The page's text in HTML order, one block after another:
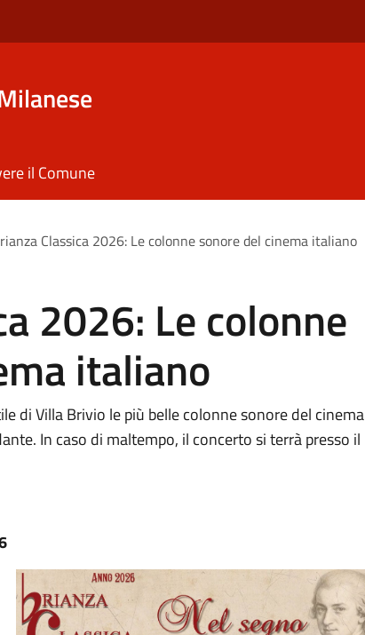
il Comune
Classica 2026: Le colonne sonore del cinema italiano
2026: Le colonne
italiano
di Villa Brivio le più belle colonne sonore del cinema
In caso di maltempo, il concerto si terrà presso il